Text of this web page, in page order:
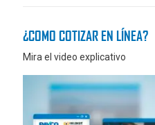
¿COMO COTIZAR EN LÍNEA?
Mira el video explicativo